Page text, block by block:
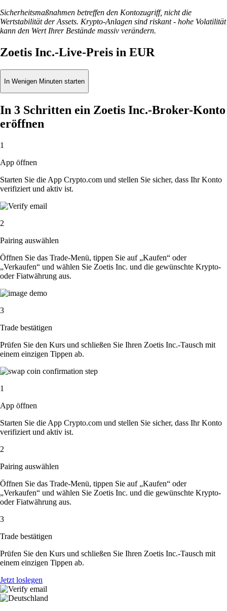
Sicherheitsmaßnahmen betreffen den Kontozugriff, nicht die
Wertstabilität der Assets. Krypto-Anlagen sind riskant - hohe Volatilität
kann den Wert Ihrer Bestände massiv verändern.
Zoetis Inc.-Live-Preis in EUR
In Wenigen Minuten starten
In 3 Schritten ein Zoetis Inc.-Broker-Konto
eröffnen
1
App öffnen
Starten Sie die App Crypto.com und stellen Sie sicher, dass Ihr Konto
verifiziert und aktiv ist.
2
Pairing auswählen
Öffnen Sie das Trade-Menü, tippen Sie auf „Kaufen“ oder
„Verkaufen“ und wählen Sie Zoetis Inc. und die gewünschte Krypto-
oder Fiatwährung aus.
3
Trade bestätigen
Prüfen Sie den Kurs und schließen Sie Ihren Zoetis Inc.-Tausch mit
einem einzigen Tippen ab.
1
App öffnen
Starten Sie die App Crypto.com und stellen Sie sicher, dass Ihr Konto
verifiziert und aktiv ist.
2
Pairing auswählen
Öffnen Sie das Trade-Menü, tippen Sie auf „Kaufen“ oder
„Verkaufen“ und wählen Sie Zoetis Inc. und die gewünschte Krypto-
oder Fiatwährung aus.
3
Trade bestätigen
Prüfen Sie den Kurs und schließen Sie Ihren Zoetis Inc.-Tausch mit
einem einzigen Tippen ab.
Jetzt loslegen